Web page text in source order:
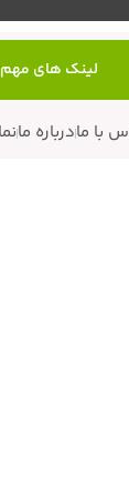
لینک های مهم
با مادرباره ما